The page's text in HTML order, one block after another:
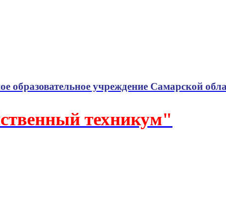
образовательное учреждение Самарской
техникум"